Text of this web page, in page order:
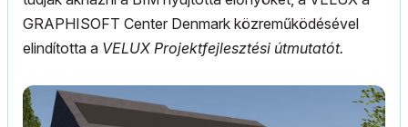
GRAPHISOFT Center Denmark közreműködésével
elindította a VELUX Projektfejlesztési útmutatót.